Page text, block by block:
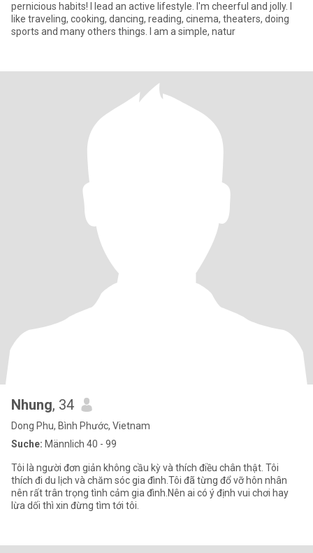
pernicious habits! I lead an active lifestyle. I'm cheerful and jolly. I
like traveling, cooking, dancing, reading, cinema, theaters, doing
sports and many others things. I am a simple, natur
Nhung, 34
Dong Phu, Bình Phước, Vietnam
Suche: Männlich 40 - 99
Tôi là người đơn giản không cầu kỳ và thích điều chân thật. Tôi
thích đi du lịch và chăm sóc gia đình.Tôi đã từng đổ vỡ hôn nhân
nên rất trân trọng tình cảm gia đình.Nên ai có ý định vui chơi hay
lừa dối thì xin đừng tìm tới tôi.